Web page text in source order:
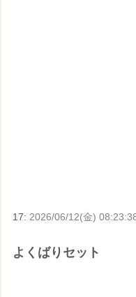
17: 2026/06/12(金)
よくばりセット